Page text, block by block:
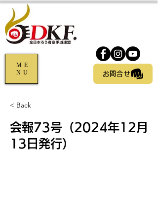
ME
NU
お問合せ
< Back
会報73号（2024年12月
13日発行）